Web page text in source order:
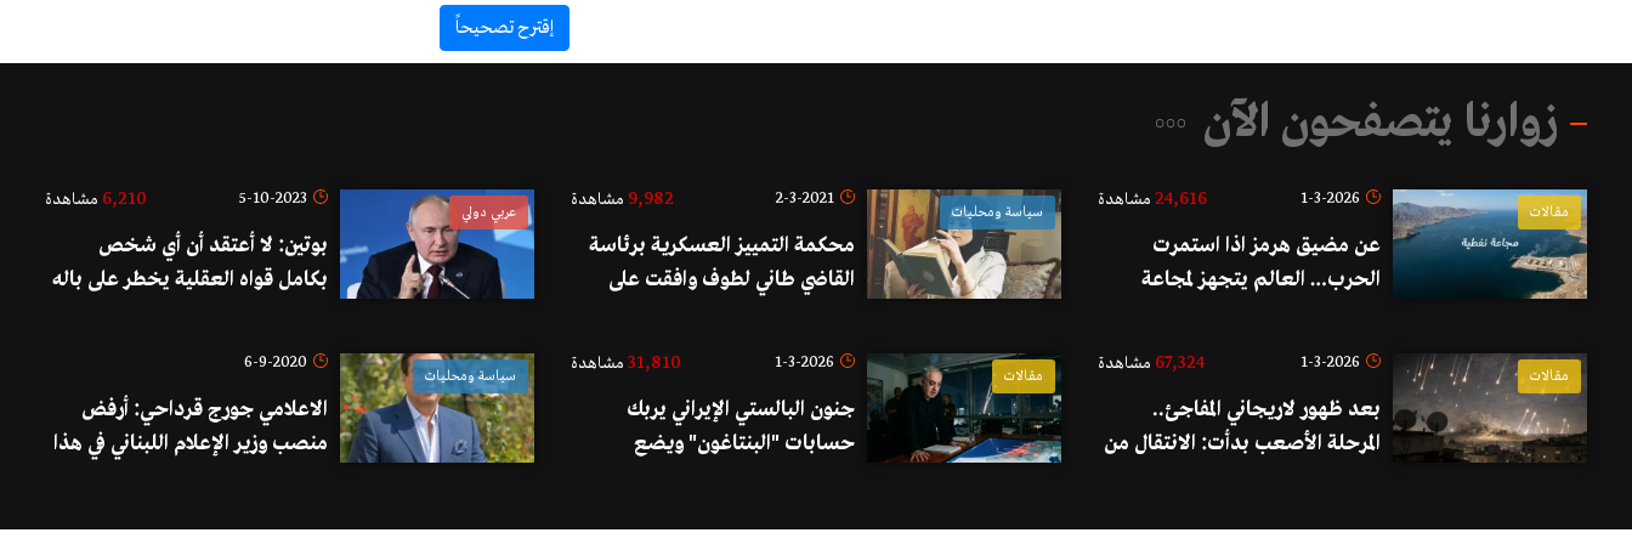
إقترح تصحيحاً
زوارنا يتصفحون الآن
مقالات
1-3-2026
24,616 مشاهدة
عن مضيق هرمز اذا استمرت
الحرب… العالم يتجهز لمجاعة
سياسة ومحليات
2-3-2021
9,982 مشاهدة
محكمة التمييز العسكرية برئاسة
القاضي طاني لطوف وافقت على
الخطيب
عربي دولي
5-10-2023
6,210 مشاهدة
بوتين: لا أعتقد أن أي شخص
بكامل قواه العقلية يخطر على باله
روسيا
مقالات
1-3-2026
67,324 مشاهدة
بعد ظهور لاريجاني المفاجئ..
المرحلة الأصعب بدأت: الانتقال من
مقالات
1-3-2026
31,810مشاهدة
جنون البالستي الإيراني يربك
حسابات "البنتاغون" ويضع
سياسة ومحليات
6-9-2020
الاعلامي جورج قرداحي: أرفض
منصب وزير الإعلام اللبناني في هذا